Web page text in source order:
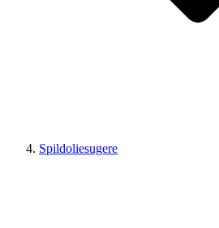
Spildoliesugere